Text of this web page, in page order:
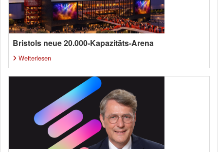
Bristols neue 20.000-Kapazitäts-Arena
Weiterlesen